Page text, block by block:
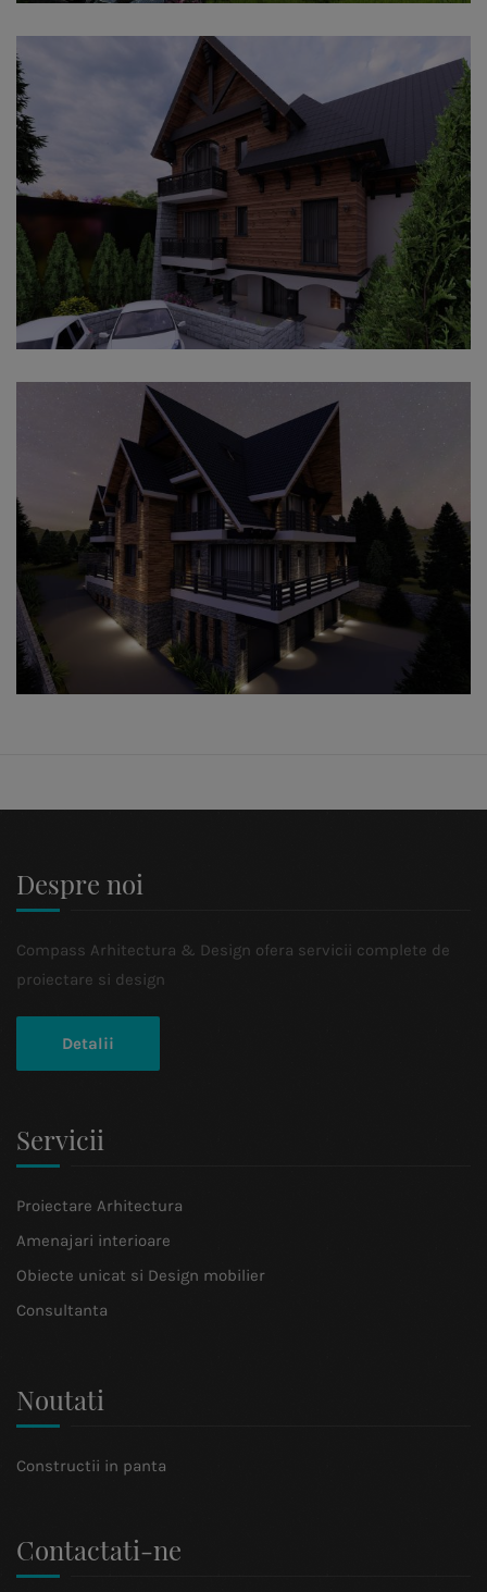
Despre noi
Compass Arhitectura & Design ofera servicii complete de
proiectare si design
Detalii
Servicii
Proiectare Arhitectura
Amenajari interioare
Obiecte unicat si Design mobilier
Consultanta
Noutati
Constructii in panta
Contactati-ne